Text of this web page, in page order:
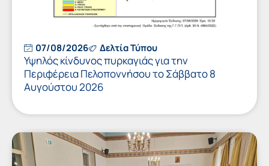
07/08/2026 Δελτία Τύπου
Υψηλός κίνδυνος πυρκαγιάς για την
Περιφέρεια Πελοποννήσου το Σάββατο 8
Αυγούστου 2026